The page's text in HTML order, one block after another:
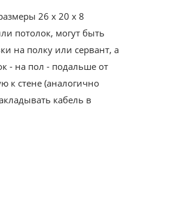
26 х 20 х 8
потолок, могут быть
на полку или сервант, а
- на пол - подальше от
к стене (аналогично
кабель в